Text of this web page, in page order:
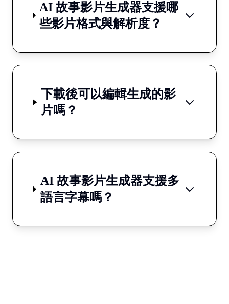
AI 故事影片生成器支援哪
些影片格式與解析度？
下載後可以編輯生成的影
片嗎？
AI 故事影片生成器支援多
語言字幕嗎？